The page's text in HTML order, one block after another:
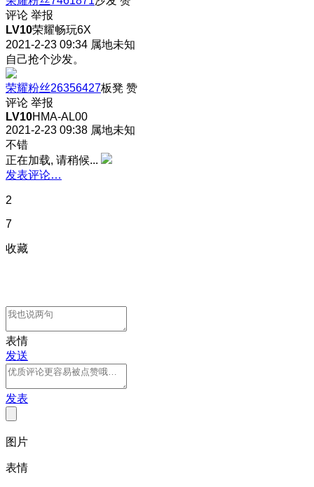
评论 举报
LV10荣耀畅玩6X
2021-2-23 09:34 属地未知
自己抢个沙发。
荣耀粉丝26356427板凳 赞
评论 举报
LV10HMA-AL00
2021-2-23 09:38 属地未知
不错
正在加载, 请稍候...
发表评论…
2
7
收藏
表情
发送
发表
图片
表情